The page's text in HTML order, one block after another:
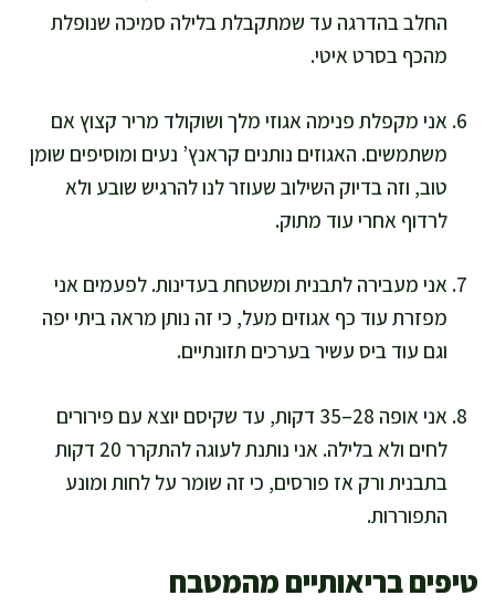
החלב בהדרגה עד שמתקבלת בלילה סמיכה שנופלת
מהכף בסרט איטי.
אני מקפלת פנימה אגוזי מלך ושוקולד מריר קצוץ אם
משתמשים. האגוזים נותנים קראנץ’ נעים ומוסיפים שומן
טוב, וזה בדיוק השילוב שעוזר לנו להרגיש שובע ולא
לרדוף אחרי עוד מתוק.
אני מעבירה לתבנית ומשטחת בעדינות. לפעמים אני
מפזרת עוד כף אגוזים מעל, כי זה נותן מראה ביתי יפה
וגם עוד ביס עשיר בערכים תזונתיים.
אני אופה 28–35 דקות, עד שקיסם יוצא עם פירורים
לחים ולא בלילה. אני נותנת לעוגה להתקרר 20 דקות
בתבנית ורק אז פורסים, כי זה שומר על לחות ומונע
התפוררות.
טיפים בריאותיים מהמטבח